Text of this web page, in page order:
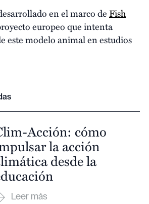
en el marco de Fish
europeo que intenta
este modelo animal en estudios
Acción: cómo
la acción
desde la